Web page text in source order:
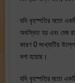
যদি বৃহস্পতির মতো
অবস্থিত হয় এবং মেষ
কারণ 0 সংখ্যাটির
বলা হয়েছে।
যদি বৃহস্পতির মতো